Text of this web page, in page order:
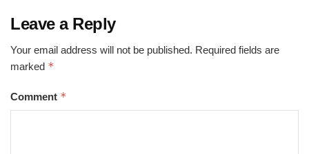
Leave a Reply
Your email address will not be published. Required fields are
marked *
Comment *